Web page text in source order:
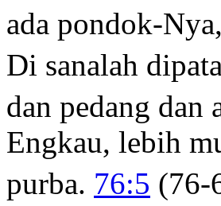
ada pondok-
Di sanalah
dan pedang dan
Engkau, lebih
purba. 76:5 (76-